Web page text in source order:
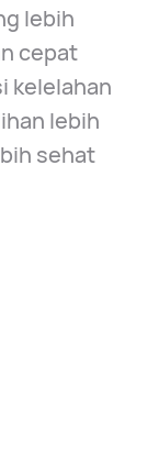
lebih
cepat
kelelahan
lebih
sehat